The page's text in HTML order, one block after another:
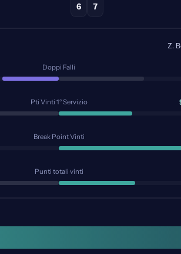
6
7
Z.
Doppi Falli
Pti Vinti 1° Servizio
Break Point Vinti
Punti totali vinti